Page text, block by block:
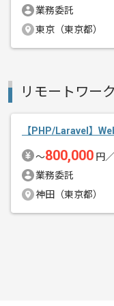
その他募集要項
エージェントから
業務委託
東京（東京都）
リモートワー
【PHP/Laravel】
〜800,000 円
業務委託
神田（東京都）